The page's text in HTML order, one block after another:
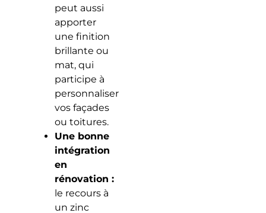
peut aussi
apporter
une finition
brillante ou
mat, qui
participe à
personnaliser
vos façades
ou toitures.
Une bonne
intégration
en
rénovation :
le recours à
un zinc